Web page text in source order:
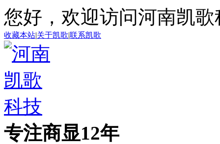
您好，欢迎访问河南凯
收藏本站|关于凯歌|联系凯歌
专注商显12年